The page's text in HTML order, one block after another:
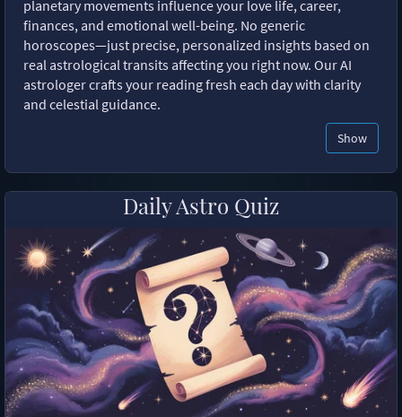
planetary movements influence your love life, career,
finances, and emotional well-being. No generic
horoscopes—just precise, personalized insights based on
real astrological transits affecting you right now. Our AI
astrologer crafts your reading fresh each day with clarity
and celestial guidance.
Show
Daily Astro Quiz